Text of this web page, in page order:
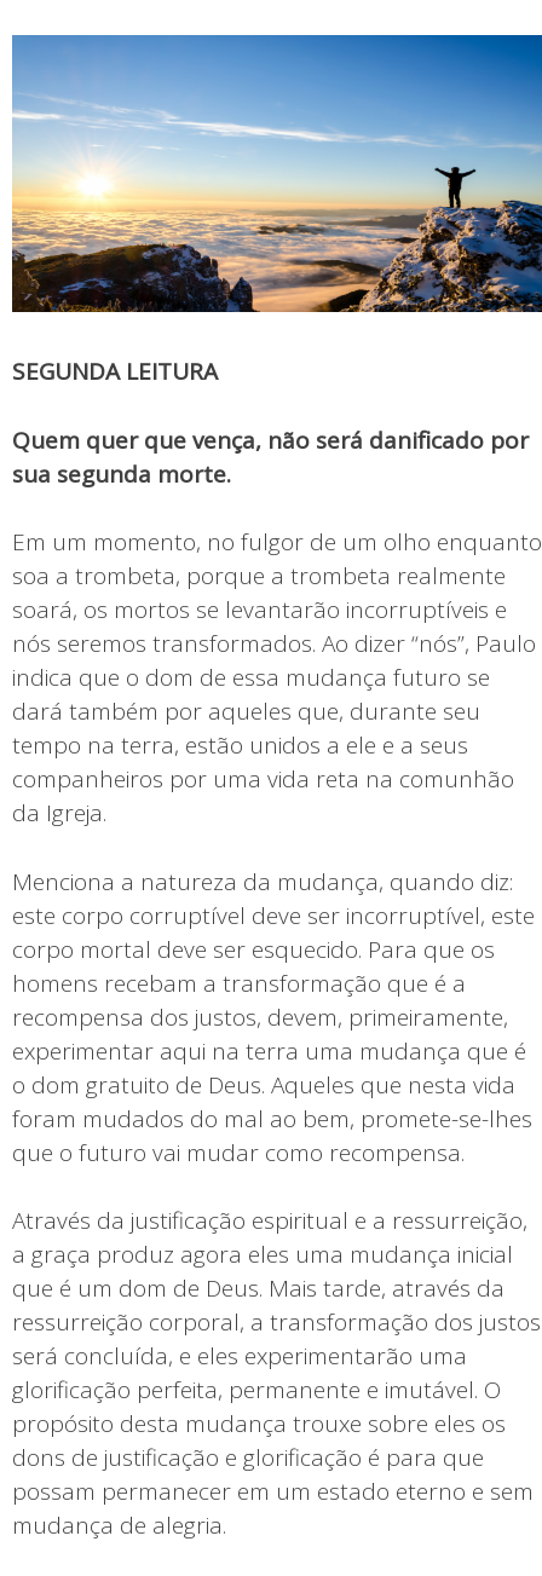
SEGUNDA LEITURA
Quem quer que vença, não será danificado por
sua segunda morte.
Em um momento, no fulgor de um olho enquanto
soa a trombeta, porque a trombeta realmente
soará, os mortos se levantarão incorruptíveis e
nós seremos transformados. Ao dizer “nós”, Paulo
indica que o dom de essa mudança futuro se
dará também por aqueles que, durante seu
tempo na terra, estão unidos a ele e a seus
companheiros por uma vida reta na comunhão
da Igreja.
Menciona a natureza da mudança, quando diz:
este corpo corruptível deve ser incorruptível, este
corpo mortal deve ser esquecido. Para que os
homens recebam a transformação que é a
recompensa dos justos, devem, primeiramente,
experimentar aqui na terra uma mudança que é
o dom gratuito de Deus. Aqueles que nesta vida
foram mudados do mal ao bem, promete-se-lhes
que o futuro vai mudar como recompensa.
Através da justificação espiritual e a ressurreição,
a graça produz agora eles uma mudança inicial
que é um dom de Deus. Mais tarde, através da
ressurreição corporal, a transformação dos justos
será concluída, e eles experimentarão uma
glorificação perfeita, permanente e imutável. O
propósito desta mudança trouxe sobre eles os
dons de justificação e glorificação é para que
possam permanecer em um estado eterno e sem
mudança de alegria.